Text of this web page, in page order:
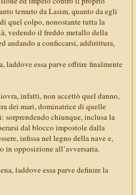
temuto da Lasim, quanto da egli
quel colpo, nonostante tutta la
vedendo il freddo metallo della
andando a conficcarsi, addirittura,
laddove essa parve offrire finalmente
infatti, non accettò quel danno,
dei mari, dominatrice di quelle
sorprendendo chiunque, inclusa la
dal blocco impostole dalla
infissa nel legno della nave e,
in opposizione all’avversaria.
laddove essa parve definire la